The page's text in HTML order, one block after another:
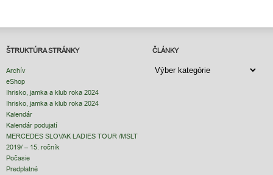
ŠTRUKTÚRA STRÁNKY
Archív
eShop
Ihrisko, jamka a klub roka 2024
Ihrisko, jamka a klub roka 2024
Kalendár
Kalendár podujatí
MERCEDES SLOVAK LADIES TOUR /MSLT
2019/ – 15. ročník
Počasie
Predplatné
ČLÁNKY
ČLÁNKY